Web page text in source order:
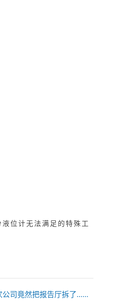
位计无法满足的特殊工
司竟然把报告厅拆了......